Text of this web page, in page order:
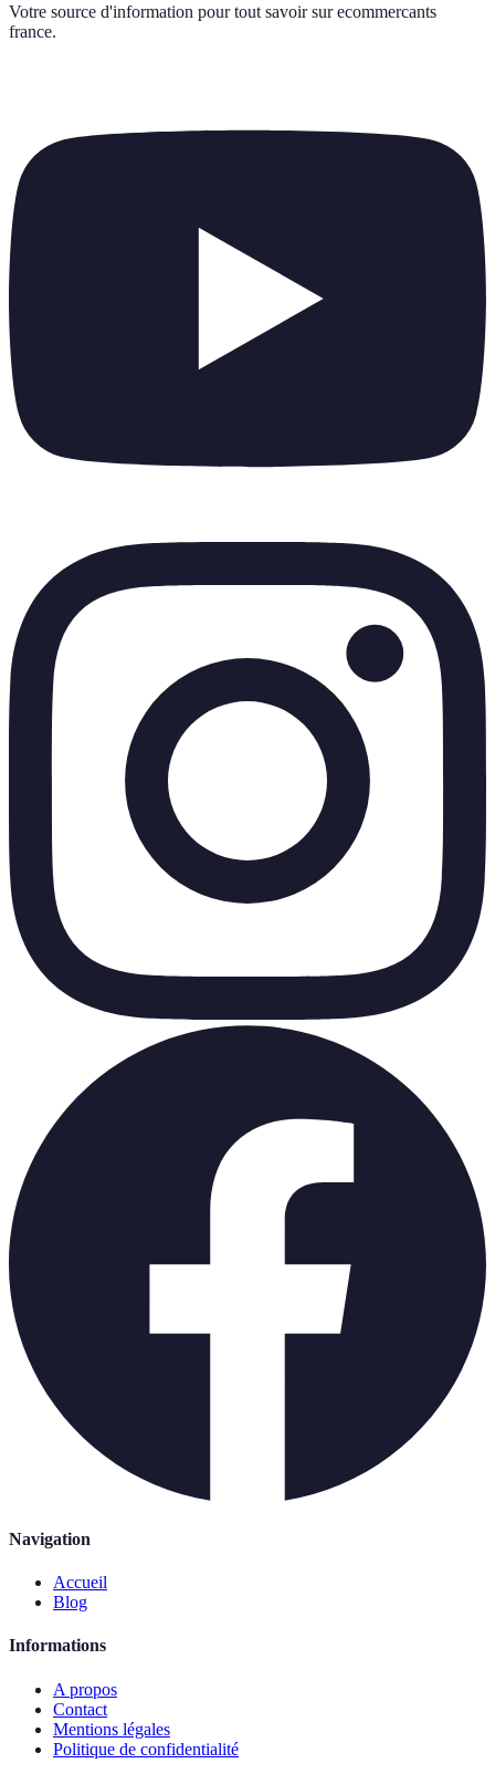
Votre source d'information pour tout savoir sur ecommercants
france.
Navigation
Accueil
Blog
Informations
A propos
Contact
Mentions légales
Politique de confidentialité